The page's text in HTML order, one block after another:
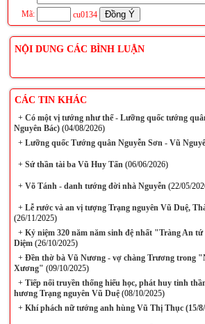
Mã: cu0134
NỘI DUNG CÁC BÌNH LUẬN
CÁC TIN KHÁC
+Có một vị tướng như thế - Lưỡng quốc tướng
Nguyên Bác)(04/08/2026)
+Lưỡng quốc Tướng quân Nguyễn Sơn - Vũ
+Sứ thần tài ba Vũ Huy Tấn(06/06/2026)
+Võ Tánh - danh tướng đời nhà Nguyễn(22/05/
+Lễ rước và an vị tượng Trạng nguyên Vũ Duệ,
(26/11/2025)
+Kỷ niệm 320 năm năm sinh đệ nhất "Tràng An
Diệm(26/10/2025)
+Đền thờ bà Vũ Nương - vợ chàng Trương trong
Xương" (09/10/2025)
+Tiếp nối truyền thống hiếu học, phát huy tinh
hương Trạng nguyên Vũ Duệ(08/10/2025)
+Khí phách nữ tướng anh hùng Vũ Thị Thục (15/8/